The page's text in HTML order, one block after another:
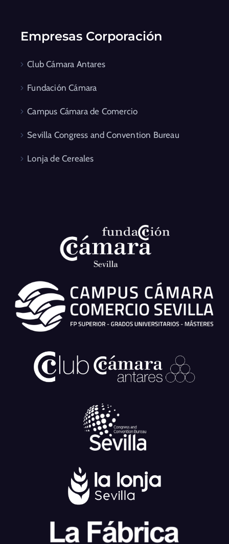
Empresas Corporación
Club Cámara Antares
Fundación Cámara
Campus Cámara de Comercio
Sevilla Congress and Convention Bureau
Lonja de Cereales